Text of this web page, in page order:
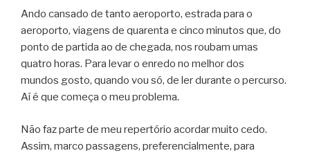
Ando cansado de tanto aeroporto, estrada para o
aeroporto, viagens de quarenta e cinco minutos que, do
ponto de partida ao de chegada, nos roubam umas
quatro horas. Para levar o enredo no melhor dos
mundos gosto, quando vou só, de ler durante o percurso.
Aí é que começa o meu problema.
Não faz parte de meu repertório acordar muito cedo.
Assim, marco passagens, preferencialmente, para